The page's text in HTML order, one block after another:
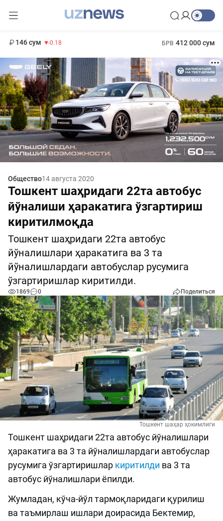
146 сум -0.18 БРВ 412 000 сум
Общество14 августа 2020
Тошкент шаҳридаги 22та автобус
йўналиши ҳаракатига ўзгартириш
киритилмоқда
Тошкент шаҳридаги 22та автобус
йўналишлари ҳаракатига ва 3 та
йўналишлардаги автобуслар русумига
ўзгартиришлар киритилди.
1869 0 Поделиться
Тошкент шаҳар ҳокимлиги
Тошкент шаҳридаги 22та автобус йўналишлари
ҳаракатига ва 3 та йўналишлардаги автобуслар
русумига ўзгартиришлар киритилди ва 3 та
автобус йўналишлари ёпилди.
Жумладан, кўча-йўл тармоқларидаги қурилиш
ва таъмирлаш ишлари доирасида Бектемир,